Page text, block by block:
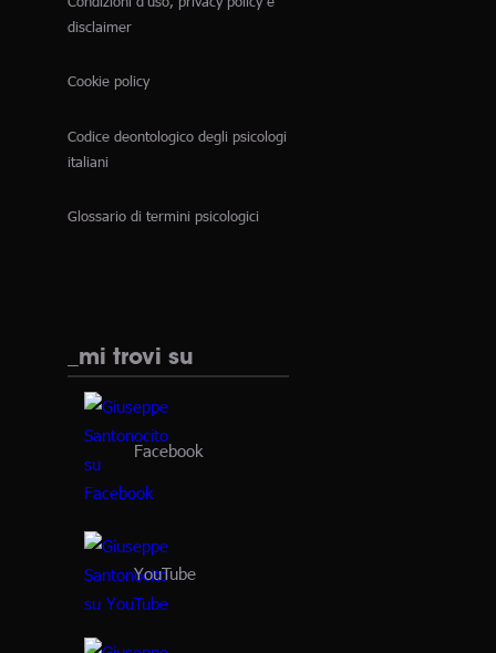
disclaimer
Cookie policy
Codice deontologico degli psicologi
italiani
Glossario di termini psicologici
_mi trovi su
Facebook
YouTube